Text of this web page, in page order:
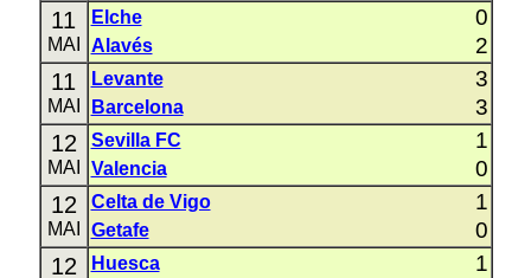
11
MAI
Elche 0
Alavés 2
11
MAI
Levante 3
Barcelona 3
12
MAI
Sevilla FC 1
Valencia 0
12
MAI
Celta de Vigo 1
Getafe 0
12 Huesca 1